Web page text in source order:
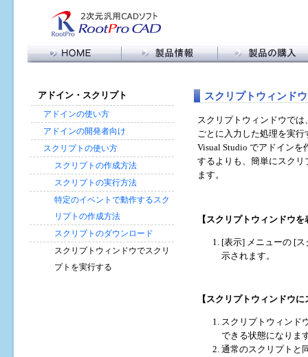
バージョン情報
動作環境
販売代理店の皆様へ
コ
ツ
に
アドイン・スクリプト
アドインの使い方
アドインの開発者向け
スクリプトの使い方
スクリプトの作成方法
スクリプトの実行方法
特定のイベントで動作するスク
リプトの作成方法
スクリプトのダウンロード
スクリプトウィンドウでスクリ
プトを実行する
スクリプトウィンド
スクリプトウィンドウで
ごとに入力した処理を実
Visual Studio でアドイン
するよりも、簡単にスクリ
ます。
【スクリプトウィンドウ
[表示] メニューの [
示されます。
【スクリプトウィンドウ
スクリプトウィンド
できる状態になりま
通常のスクリプトと